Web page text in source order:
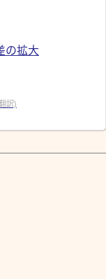
の拡大
訳)